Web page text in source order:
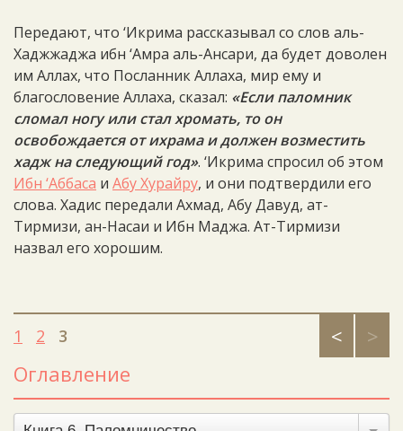
Передают, что ‘Икрима рассказывал со слов аль-
Хаджжаджа ибн ‘Амра аль-Ансари, да будет доволен
им Аллах, что Посланник Аллаха, мир ему и
благословение Аллаха, сказал: «Если паломник
сломал ногу или стал хромать, то он
освобождается от ихрама и должен возместить
хадж на следующий год». ‘Икрима спросил об этом
Ибн ‘Аббаса и Абу Хурайру, и они подтвердили его
слова. Хадис передали Ахмад, Абу Давуд, ат-
Тирмизи, ан-Насаи и Ибн Маджа. Ат-Тирмизи
назвал его хорошим.
Posts
pagination
PAGE
1 PAGE
2 PAGE
3
Оглавление